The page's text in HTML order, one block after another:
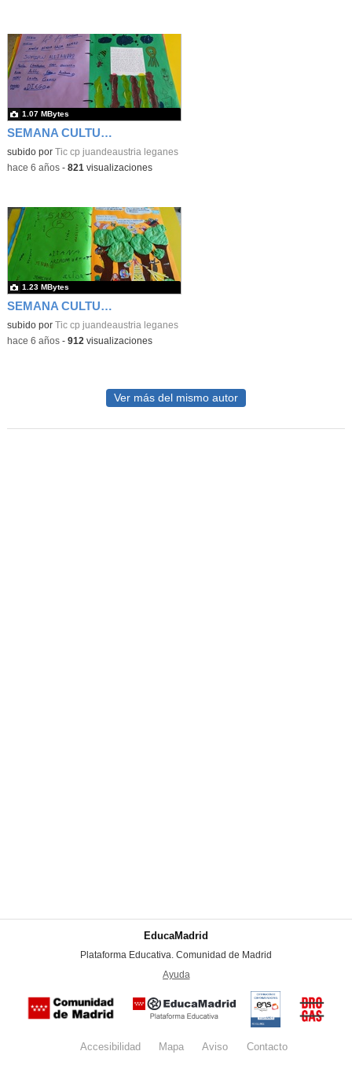
SEMANA CULTURAL DE LOS CUENTOS 47
subido por Tic cp juandeaustria leganes
1.07 MBytes
-hace 6 años- 821 visualizaciones
SEMANA CULTURAL DE LOS CUENTOS 48
subido por Tic cp juandeaustria leganes
1.23 MBytes
-hace 6 años- 912 visualizaciones
Ver más del mismo autor
EducaMadrid
Plataforma Educativa. Comunidad de Madrid
Ayuda
Certificación
conformidad
con el
Nacional de
Seguridad
del
Accesibilidad Mapa Aviso legalContacto